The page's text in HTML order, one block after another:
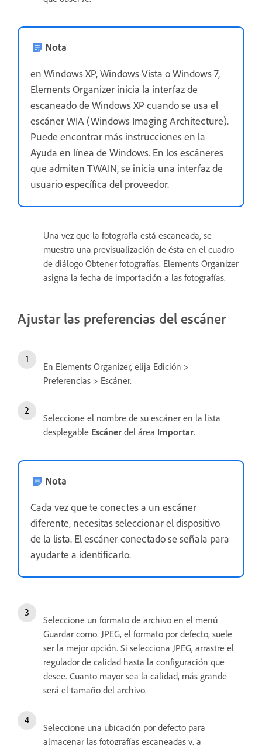
Nota
en Windows XP, Windows Vista o Windows 7,
Elements Organizer inicia la interfaz de
escaneado de Windows XP cuando se usa el
escáner WIA (Windows Imaging Architecture).
Puede encontrar más instrucciones en la
Ayuda en línea de Windows. En los escáneres
que admiten TWAIN, se inicia una interfaz de
usuario específica del proveedor.
Una vez que la fotografía está escaneada, se
muestra una previsualización de ésta en el cuadro
de diálogo Obtener fotografías. Elements Organizer
asigna la fecha de importación a las fotografías.
Ajustar las preferencias del escáner
En Elements Organizer, elija Edición >
Preferencias > Escáner.
Seleccione el nombre de su escáner en la lista
desplegable Escáner del área Importar.
Nota
Cada vez que te conectes a un escáner
diferente, necesitas seleccionar el dispositivo
de la lista. El escáner conectado se señala para
ayudarte a identificarlo.
Seleccione un formato de archivo en el menú
Guardar como. JPEG, el formato por defecto, suele
ser la mejor opción. Si selecciona JPEG, arrastre el
regulador de calidad hasta la configuración que
desee. Cuanto mayor sea la calidad, más grande
será el tamaño del archivo.
Seleccione una ubicación por defecto para
almacenar las fotografías escaneadas y, a